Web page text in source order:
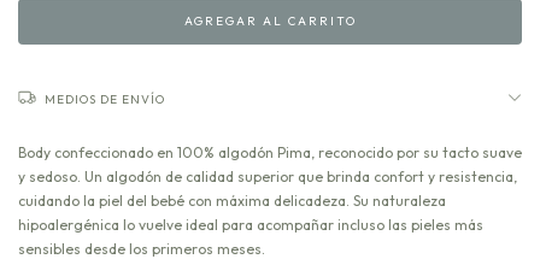
MEDIOS DE ENVÍO
Body confeccionado en 100% algodón Pima, reconocido por su tacto suave
y sedoso. Un algodón de calidad superior que brinda confort y resistencia,
cuidando la piel del bebé con máxima delicadeza. Su naturaleza
hipoalergénica lo vuelve ideal para acompañar incluso las pieles más
sensibles desde los primeros meses.